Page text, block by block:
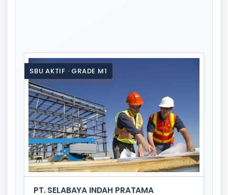
SBU AKTIF · GRADE M1
PT. SELABAYA INDAH PRATAMA